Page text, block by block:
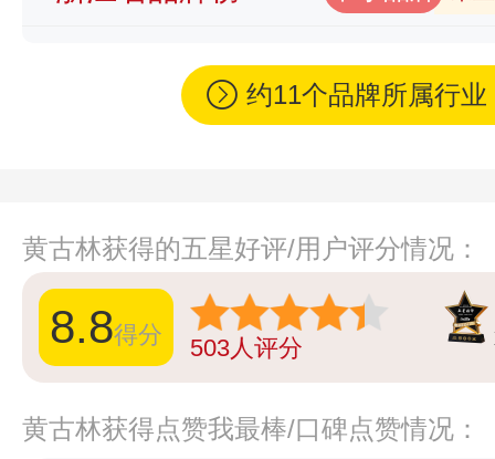
约11个品牌所属行
黄古林获得的五星好评/用户评分情况：
8.8得分 503人评分
黄古林获得点赞我最棒/口碑点赞情况：